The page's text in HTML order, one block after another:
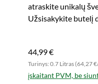
atraskite unikalų
Užsisakykite butelį
44,99 €
Turinys: 0.7 Litras (64,27
įskaitant PVM, be